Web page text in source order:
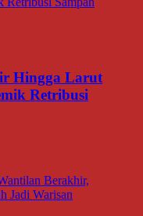
Hingga Larut
Retribusi